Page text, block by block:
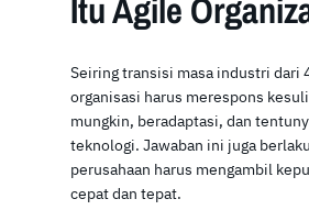
Itu Agile
Seiring transisi masa industri dari
organisasi harus merespons
mungkin, beradaptasi, dan
teknologi. Jawaban ini juga
perusahaan harus mengambil
cepat dan tepat.